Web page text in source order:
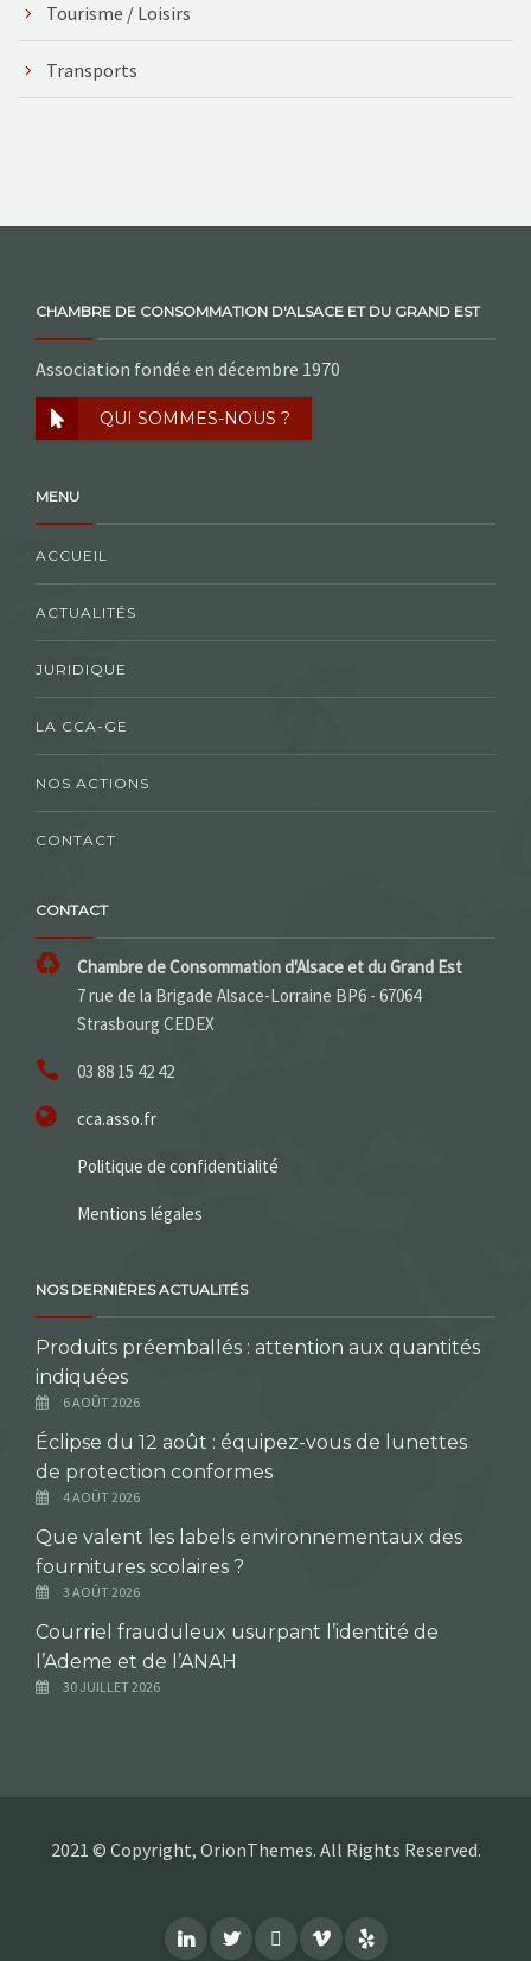
Tourisme / Loisirs
Transports
CHAMBRE DE CONSOMMATION D'ALSACE ET DU GRAND EST
Association fondée en décembre 1970
QUI SOMMES-NOUS ?
MENU
ACCUEIL
ACTUALITÉS
JURIDIQUE
LA CCA-GE
NOS ACTIONS
CONTACT
CONTACT
Chambre de Consommation d'Alsace et du Grand Est
7 rue de la Brigade Alsace-Lorraine BP6 - 67064
Strasbourg CEDEX
03 88 15 42 42
cca.asso.fr
Politique de confidentialité
Mentions légales
NOS DERNIÈRES ACTUALITÉS
Produits préemballés : attention aux quantités
indiquées
6 AOÛT 2026
Éclipse du 12 août : équipez-vous de lunettes
de protection conformes
4 AOÛT 2026
Que valent les labels environnementaux des
fournitures scolaires ?
3 AOÛT 2026
Courriel frauduleux usurpant l’identité de
l’Ademe et de l’ANAH
30 JUILLET 2026
2021 © Copyright, OrionThemes. All Rights Reserved.